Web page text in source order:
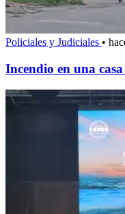
Policiales y Judiciales •
Incendio en una